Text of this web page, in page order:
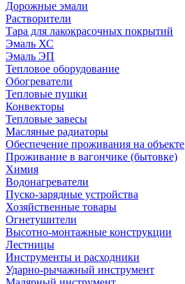
Дорожные эмали
Растворители
Тара для лакокрасочных покрытий
Эмаль ХС
Эмаль ЭП
Тепловое оборудование
Обогреватели
Тепловые пушки
Конвекторы
Тепловые завесы
Масляные радиаторы
Обеспечение проживания на объекте
Проживание в вагончике (бытовке)
Химия
Водонагреватели
Пуско-зарядные устройства
Хозяйственные товары
Огнетушители
Высотно-монтажные конструкции
Лестницы
Инструменты и расходники
Ударно-рычажный инструмент